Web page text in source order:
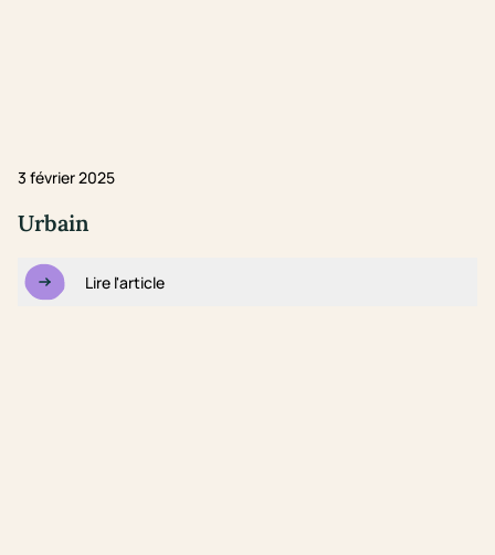
3 février 2025
Urbain
Lire l'article